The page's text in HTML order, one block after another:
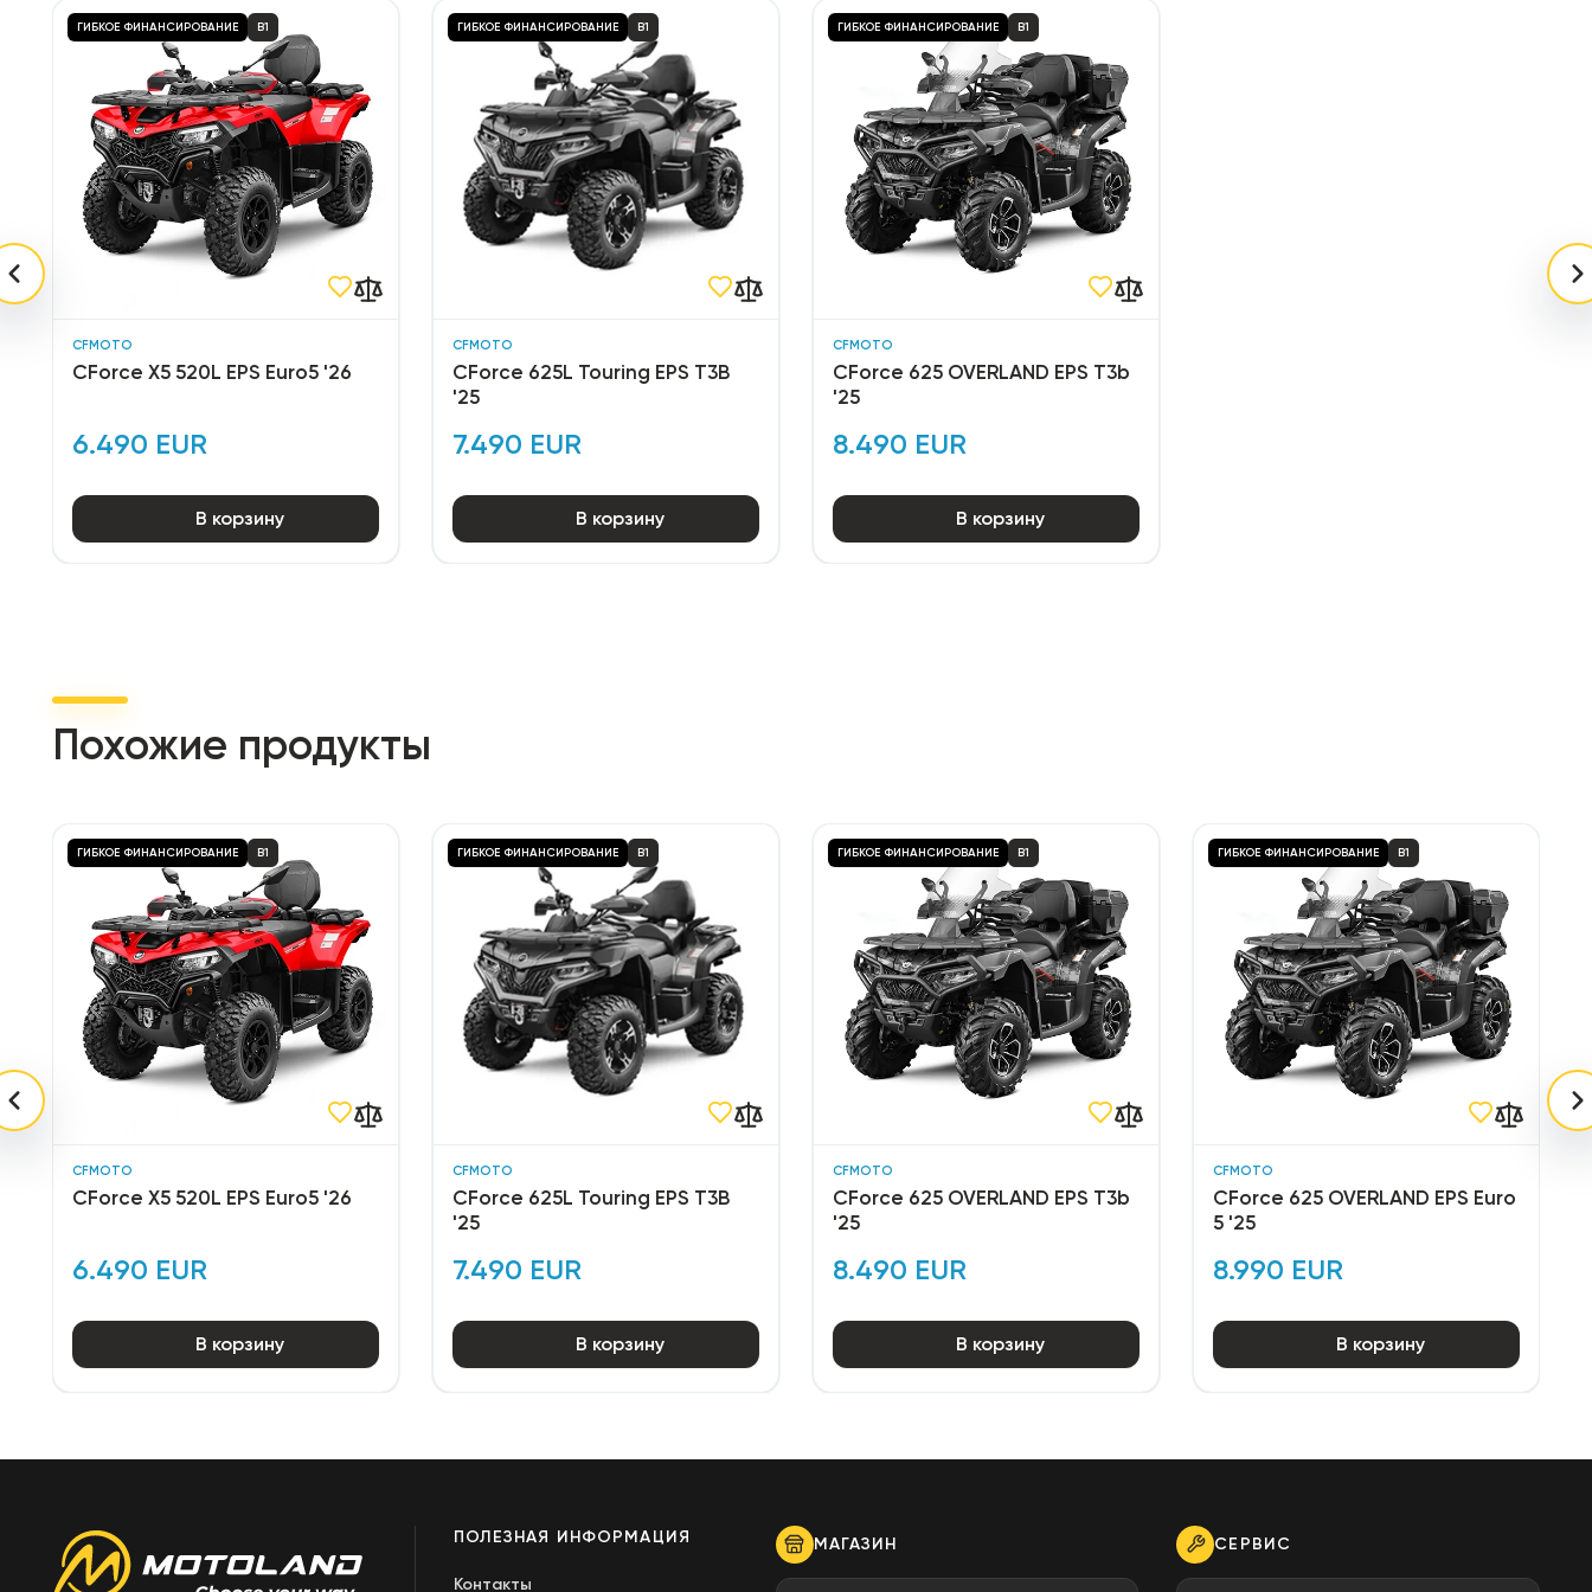
CFMOTO
CForce X5 520L EPS Euro5 '26
6.490 EUR
ГИБКОЕ ФИНАНСИРОВАНИЕ B1
В корзину
CFMOTO
CForce 625L Touring EPS T3B
'25
7.490 EUR
ГИБКОЕ ФИНАНСИРОВАНИЕ B1
В корзину
CFMOTO
CForce 625 OVERLAND EPS T3b
'25
8.490 EUR
ГИБКОЕ ФИНАНСИРОВАНИЕ B1
В корзину
Похожие продукты
CFMOTO
CForce X5 520L EPS Euro5 '26
6.490 EUR
ГИБКОЕ ФИНАНСИРОВАНИЕ B1
В корзину
CFMOTO
CForce 625L Touring EPS T3B
'25
7.490 EUR
ГИБКОЕ ФИНАНСИРОВАНИЕ B1
В корзину
CFMOTO
CForce 625 OVERLAND EPS T3b
'25
8.490 EUR
ГИБКОЕ ФИНАНСИРОВАНИЕ B1
В корзину
CFMOTO
CForce 625 OVERLAND EPS Euro
5 '25
8.990 EUR
ГИБКОЕ ФИНАНСИРОВАНИЕ B1
В корзину
ПОЛЕЗНАЯ ИНФОРМАЦИЯ
Контакты
МАГАЗИН СЕРВИС